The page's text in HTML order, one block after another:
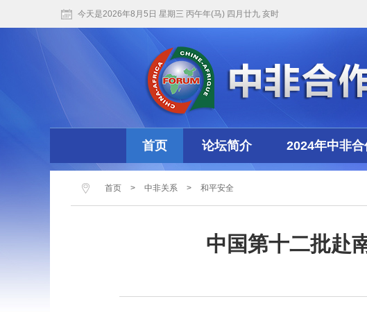
今天是2026年8月5日 星期三 丙午年(马) 四月廿九 亥时
首页 论坛简介 2024年中非
首页 > 中非关系 > 和平安全
中国第十二批赴